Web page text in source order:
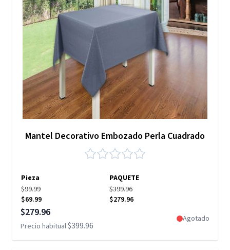
Mantel Decorativo Embozado Perla Cuadrado
Pieza
PAQUETE
$99.99
$69.99
$399.96
$279.96
Precio especial
$279.96
Precio habitual$399.96
Agotado